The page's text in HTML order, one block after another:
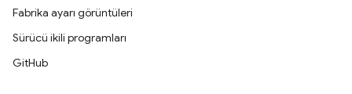
Fabrika ayarı görüntüleri
Sürücü ikili programları
GitHub